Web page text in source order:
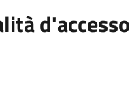
d'accesso